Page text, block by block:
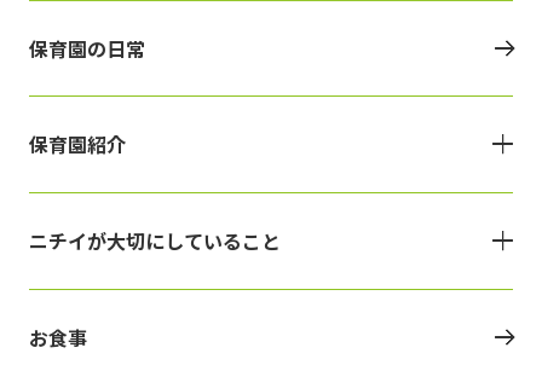
保育園の日常
保育園紹介
ニチイが大切にしていること
お食事